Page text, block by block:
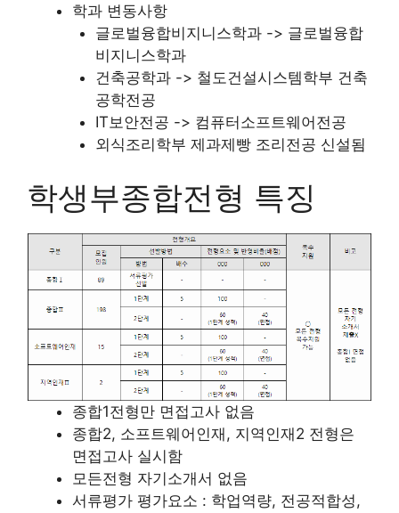
학과 변동사항
글로벌융합비지니스학과 -> 글로벌융합
비지니스학과
건축공학과 -> 철도건설시스템학부 건축
공학전공
IT보안전공 -> 컴퓨터소프트웨어전공
외식조리학부 제과제빵 조리전공 신설됨
학생부종합전형 특징
종합1전형만 면접고사 없음
종합2, 소프트웨어인재, 지역인재2 전형은
면접고사 실시함
모든전형 자기소개서 없음
서류평가 평가요소 : 학업역량, 전공적합성,